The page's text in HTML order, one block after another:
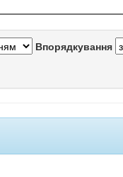
Впорядкування